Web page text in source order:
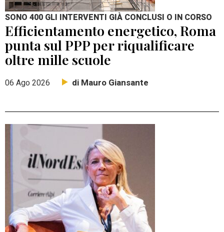
SONO 400 GLI INTERVENTI GIÀ CONCLUSI O IN CORSO
Efficientamento energetico, Roma
punta sul PPP per riqualificare
oltre mille scuole
06 Ago 2026 di Mauro Giansante